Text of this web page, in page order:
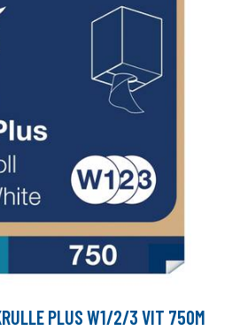
PLUS W1/2/3 VIT 750M